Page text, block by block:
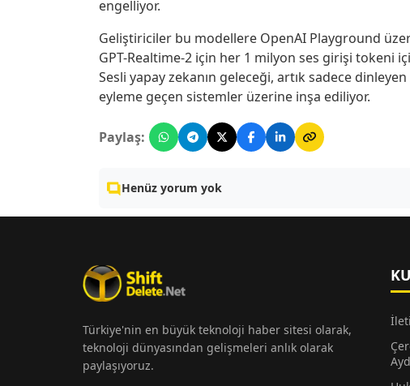
engelliyor.
Geliştiriciler bu modellere OpenAI Playground
GPT-Realtime-2 için her 1 milyon ses girişi
Sesli yapay zekanın geleceği, artık sadece
eyleme geçen sistemler üzerine inşa ediliyor.
Paylaş:
Henüz yorum yok
Türkiye'nin en büyük teknoloji haber sitesi olarak,
teknoloji dünyasından gelişmeleri anlık olarak
paylaşıyoruz.